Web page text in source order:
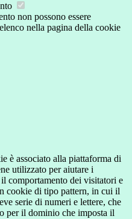
non possono essere
nella pagina della cookie
è associato alla piattaforma di
utilizzato per aiutare i
comportamento dei visitatori e
cookie di tipo pattern, in cui il
serie di numeri e lettere, che
per il dominio che imposta il